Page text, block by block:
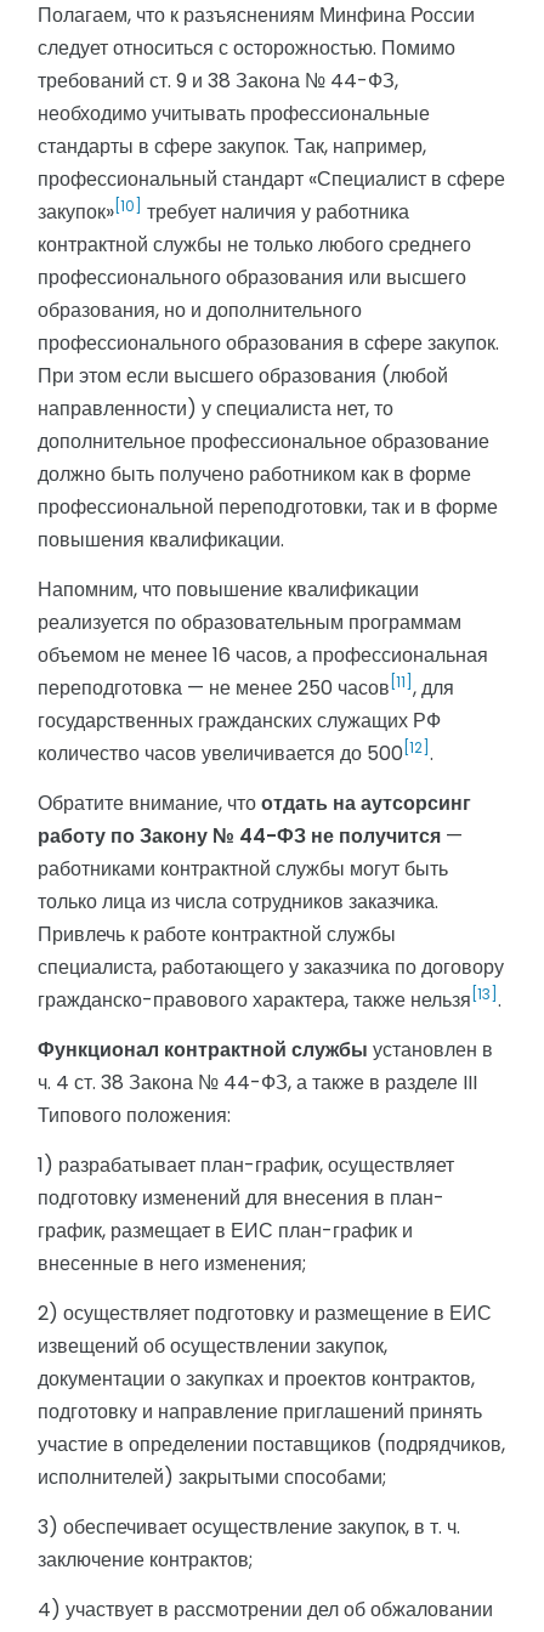
Полагаем, что к разъяснениям Минфина России
следует относиться с осторожностью. Помимо
требований ст. 9 и 38 Закона № 44-ФЗ,
необходимо учитывать профессиональные
стандарты в сфере закупок. Так, например,
профессиональный стандарт «Специалист в сфере
закупок» [10]
требует наличия у работника
контрактной службы не только любого среднего
профессионального образования или высшего
образования, но и дополнительного
профессионального образования в сфере закупок.
При этом если высшего образования (любой
направленности) у специалиста нет, то
дополнительное профессиональное образование
должно быть получено работником как в форме
профессиональной переподготовки, так и в форме
повышения квалификации.
Напомним, что повышение квалификации
реализуется по образовательным программам
объемом не менее 16 часов, а профессиональная
переподготовка — не менее 250 часов [11] , для
государственных гражданских служащих РФ
количество часов увеличивается до 500 [12] .
Обратите внимание, чтоотдать на аутсорсинг
работу по Закону № 44-ФЗ не получится —
работниками контрактной службы могут быть
только лица из числа сотрудников заказчика.
Привлечь к работе контрактной службы
специалиста, работающего у заказчика по договору
гражданско-правового характера, также нельзя [13] .
Функционал контрактной службы установлен в
ч. 4 ст. 38 Закона № 44-ФЗ, а также в разделе III
Типового положения:
1) разрабатывает план-график, осуществляет
подготовку изменений для внесения в план-
график, размещает в ЕИС план-график и
внесенные в него изменения;
2) осуществляет подготовку и размещение в ЕИС
извещений об осуществлении закупок,
документации о закупках и проектов контрактов,
подготовку и направление приглашений принять
участие в определении поставщиков (подрядчиков,
исполнителей) закрытыми способами;
3) обеспечивает осуществление закупок, в т. ч.
заключение контрактов;
4) участвует в рассмотрении дел об обжаловании